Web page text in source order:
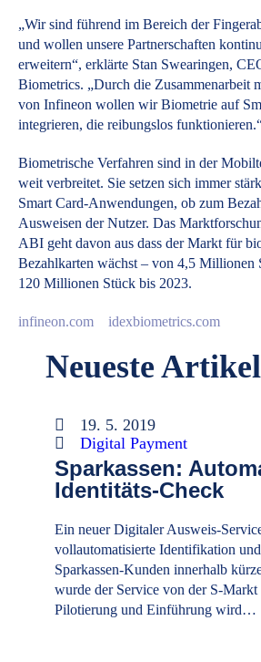
„Wir sind führend im Bereich der
und wollen unsere Partnerschaften
erweitern“, erklärte Stan Swearingen,
Biometrics. „Durch die Zusammenarbeit
von Infineon wollen wir Biometrie auf
integrieren, die reibungslos
Biometrische Verfahren sind in der
weit verbreitet. Sie setzen sich immer
Smart Card-Anwendungen, ob zum
Ausweisen der Nutzer. Das
ABI geht davon aus dass der Markt für
Bezahlkarten wächst – von 4,5 Millionen
120 Millionen Stück bis 2023.
infineon.com idexbiometrics.com
Neueste Artikel
19. 5. 2019
Digital Payment
Sparkassen:
Identitäts-Check
Ein neuer Digitaler Ausweis-
vollautomatisierte Identifikation
Sparkassen-Kunden innerhalb
wurde der Service von der S-
Pilotierung und Einführung wird…